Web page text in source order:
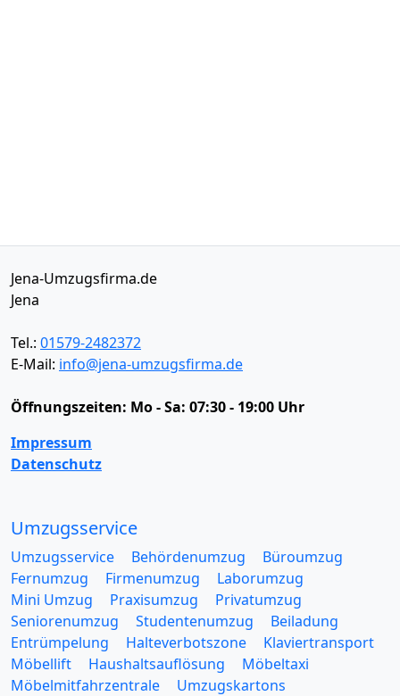
Jena-Umzugsfirma.de
Jena
Tel.: 01579-2482372
E-Mail: info@jena-umzugsfirma.de
Öffnungszeiten: Mo - Sa: 07:30 - 19:00 Uhr
Impressum
Datenschutz
Umzugsservice
Umzugsservice Behördenumzug
Büroumzug
Fernumzug
Firmenumzug
Laborumzug
Mini Umzug
Praxisumzug
Privatumzug
Seniorenumzug
Studentenumzug
Beiladung
Entrümpelung
Halteverbotszone
Klaviertransport
Möbellift
Haushaltsauflösung
Möbeltaxi
Möbelmitfahrzentrale
Umzugskartons